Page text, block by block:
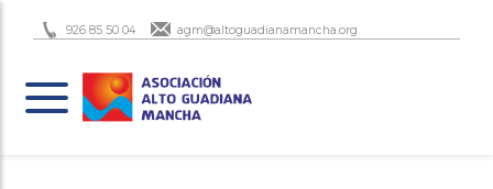
926 85 50 04 agm@altoguadianamancha.org